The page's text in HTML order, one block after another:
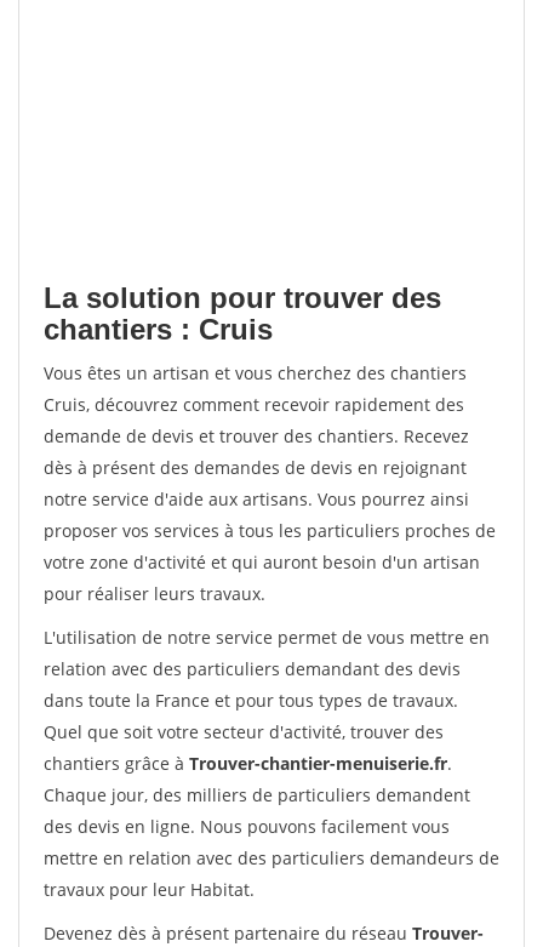
La solution pour trouver des
chantiers : Cruis
Vous êtes un artisan et vous cherchez des chantiers
Cruis, découvrez comment recevoir rapidement des
demande de devis et trouver des chantiers. Recevez
dès à présent des demandes de devis en rejoignant
notre service d'aide aux artisans. Vous pourrez ainsi
proposer vos services à tous les particuliers proches de
votre zone d'activité et qui auront besoin d'un artisan
pour réaliser leurs travaux.
L'utilisation de notre service permet de vous mettre en
relation avec des particuliers demandant des devis
dans toute la France et pour tous types de travaux.
Quel que soit votre secteur d'activité, trouver des
chantiers grâce à Trouver-chantier-menuiserie.fr.
Chaque jour, des milliers de particuliers demandent
des devis en ligne. Nous pouvons facilement vous
mettre en relation avec des particuliers demandeurs de
travaux pour leur Habitat.
Devenez dès à présent partenaire du réseau Trouver-